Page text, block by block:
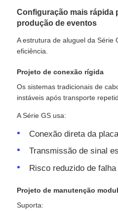
Configuração mais rápida
produção de eventos
A estrutura de aluguel da Série
eficiência.
Projeto de conexão rígida
Os sistemas tradicionais de
instáveis ​​após transporte
A Série GS usa:
Conexão direta da
Transmissão de sinal
Risco reduzido de
Projeto de manutenção
Suporta: